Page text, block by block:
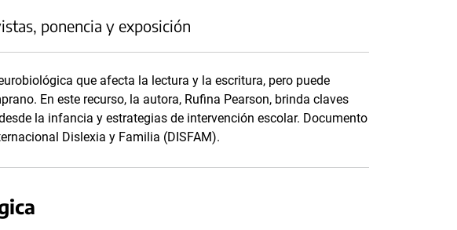
ponencia y exposición
que afecta la lectura y la escritura, pero puede
En este recurso, la autora, Rufina Pearson, brinda claves
la infancia y estrategias de intervención escolar. Documento
Dislexia y Familia (DISFAM).